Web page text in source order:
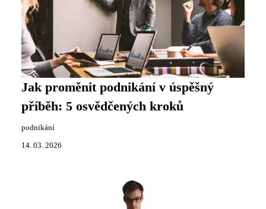
Jak proměnit podnikání v úspěšný
příběh: 5 osvědčených kroků
podnikání
14. 03. 2026